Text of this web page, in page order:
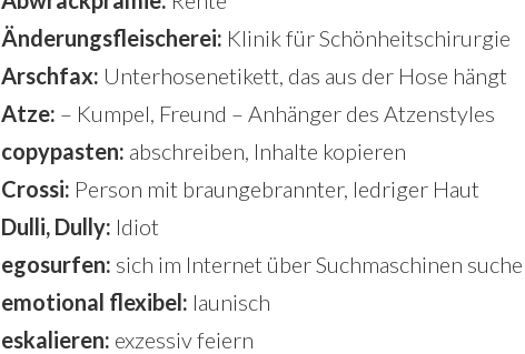
Änderungsfleischerei: Klinik für Schönheitschirurgie
Arschfax: Unterhosenetikett, das aus der Hose hängt
Atze: – Kumpel, Freund – Anhänger des Atzenstyles
copypasten: abschreiben, Inhalte kopieren
Crossi: Person mit braungebrannter, ledriger Haut
Dulli, Dully: Idiot
egosurfen: sich im Internet über Suchmaschinen
emotional flexibel: launisch
eskalieren: exzessiv feiern